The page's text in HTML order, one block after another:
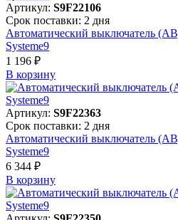
Артикул: S9F22106
Срок поставки: 2 дня
Автоматический выключатель
Systeme9
1 196 ₽
В корзинy
Артикул: S9F22363
Срок поставки: 2 дня
Автоматический выключатель
Systeme9
6 344 ₽
В корзинy